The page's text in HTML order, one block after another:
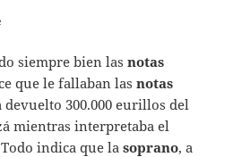
siempre bien lasnotas
que le fallaban lasnotas
devuelto 300.000 eurillos del
mientras interpretaba el
Todo indica que lasoprano, a